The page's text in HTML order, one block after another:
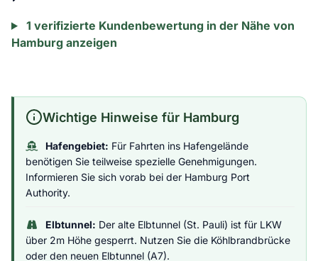
1 verifizierte Kundenbewertung in der Nähe von
Hamburg anzeigen
Wichtige Hinweise für Hamburg
Hafengebiet: Für Fahrten ins Hafengelände
benötigen Sie teilweise spezielle Genehmigungen.
Informieren Sie sich vorab bei der Hamburg Port
Authority.
Elbtunnel: Der alte Elbtunnel (St. Pauli) ist für LKW
über 2m Höhe gesperrt. Nutzen Sie die Köhlbrandbrücke
oder den neuen Elbtunnel (A7).